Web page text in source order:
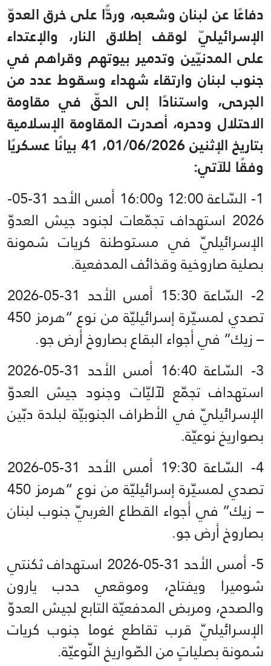
دفاعًا عن لبنان وشعبه، وردًّا على خرق العدوّ
الإسرائيليّ لوقف إطلاق النار، والإعتداء
على المدنيّين وتدمير بيوتهم وقراهم في
جنوب لبنان وارتقاء شهداء وسقوط عدد من
الجرحى، واستنادًا إلى الحقّ في مقاومة
الاحتلال ودحره، أصدرت المقاومة الإسلامية
بتاريخ الإثنين 01/06/2026، 41 بيانًا عسكريًا
وفقًا للآتي:
1- السّاعة 12:00 و16:00 أمس الأحد 31-05-
2026‏ استهداف تجمّعات لجنود جيش العدوّ
الإسرائيليّ في مستوطنة كريات شمونة
بصلية صاروخية وقذائف المدفعية.
تصدي لمسيّرة إسرائيليّة من نوع “هرمز 450
– زيك” في أجواء البقاع بصاروخ أرض جو.
استهداف تجمّع لآليّات وجنود جيش العدوّ
الإسرائيليّ في الأطراف الجنوبيّة لبلدة دبّين
بصواريخ نوعيّة.
تصدي لمسيّرة إسرائيليّة من نوع “هرمز 450
– زيك” في أجواء القطاع الغربيّ جنوب لبنان
بصاروخ أرض جو.
5- أمس الأحد 31-05-2026 استهداف ثكنتي
شوميرا ويفتاح، وموقعي حدب يارون
والصدح، ومربض المدفعيّة التابع لجيش العدوّ
الإسرائيليّ قرب تقاطع غوما جنوب كريات
شمونة‏ بصلياتٍ من الصّواريخ النّوعيّة.